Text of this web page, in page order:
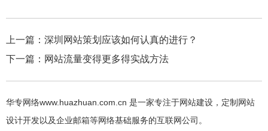
上一篇： 深圳网站策划应该如何认真的进行？
下一篇： 网站流量变得更多得实战方法
华专网络www.huazhuan.com.cn 是一家专注于网站建设，定制网站
设计开发以及企业邮箱等网络基础服务的互联网公司。